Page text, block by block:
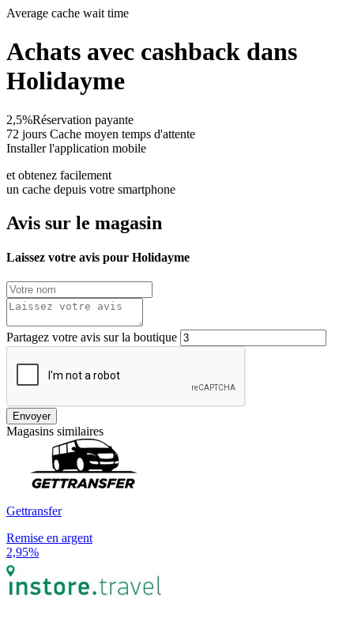
Average cache wait time
Achats avec cashback dans
Holidayme
2,5%Réservation payante
72 jours Cache moyen temps d'attente
Installer l'application mobile
et obtenez facilement
un cache depuis votre smartphone
Avis sur le magasin
Laissez votre avis pour Holidayme
Partagez votre avis sur la boutique
Envoyer
Magasins similaires
Gettransfer
Remise en argent
2,95%